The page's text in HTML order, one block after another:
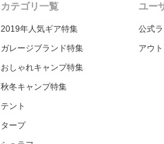
カテゴリ一覧
2019年人気ギア特集
ガレージブランド特集
おしゃれキャンプ特集
秋冬キャンプ特集
テント
タープ
ユー
公式
アウ